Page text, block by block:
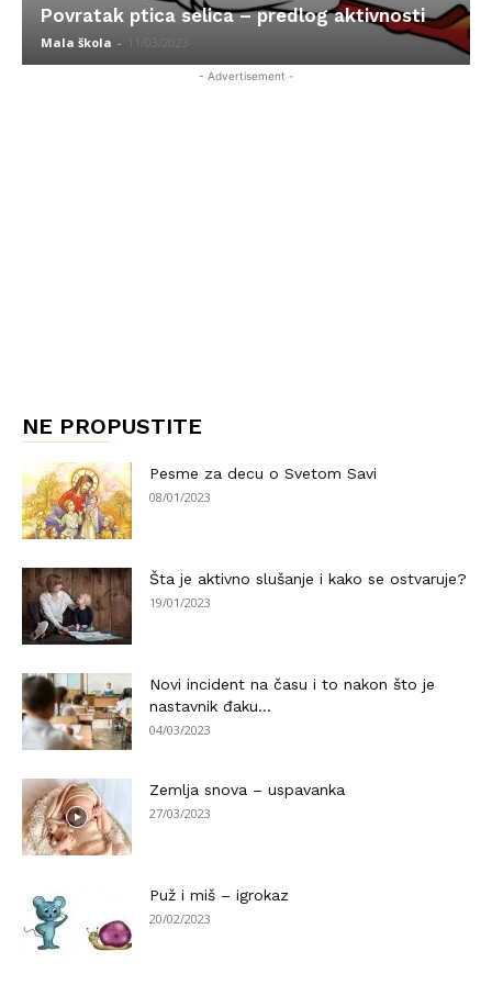
Povratak ptica selica – predlog aktivnosti
Mala škola - 11/03/2023
- Advertisement -
NE PROPUSTITE
Pesme za decu o Svetom Savi
08/01/2023
Šta je aktivno slušanje i kako se ostvaruje?
19/01/2023
Novi incident na času i to nakon što je
nastavnik đaku...
04/03/2023
Zemlja snova – uspavanka
27/03/2023
Puž i miš – igrokaz
20/02/2023